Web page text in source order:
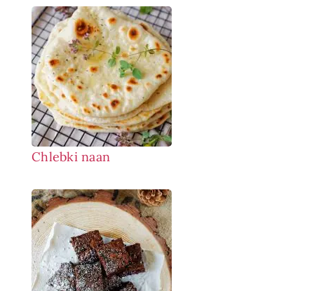
Chlebki naan